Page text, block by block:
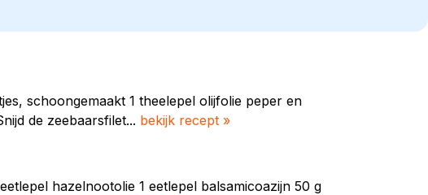
schoongemaakt 1 theelepel olijfolie peper en
de zeebaarsfilet... bekijk recept »
hazelnootolie 1 eetlepel balsamicoazijn 50 g